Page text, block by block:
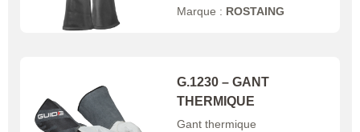
Marque : ROSTAING
G.1230 – GANT
THERMIQUE
Gant thermique